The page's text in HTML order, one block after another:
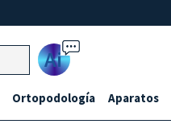
Ai
Ortopodología Aparatos